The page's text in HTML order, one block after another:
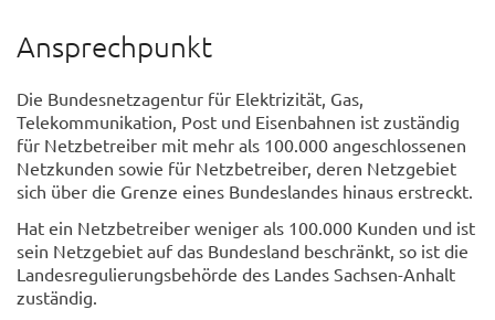
Ansprechpunkt
Die Bundesnetzagentur für Elektrizität, Gas,
Telekommunikation, Post und Eisenbahnen ist zuständig
für Netzbetreiber mit mehr als 100.000 angeschlossenen
Netzkunden sowie für Netzbetreiber, deren Netzgebiet
sich über die Grenze eines Bundeslandes hinaus erstreckt.
Hat ein Netzbetreiber weniger als 100.000 Kunden und ist
sein Netzgebiet auf das Bundesland beschränkt, so ist die
Landesregulierungsbehörde des Landes Sachsen-Anhalt
zuständig.